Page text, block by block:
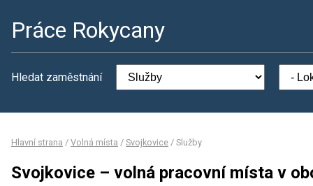
Práce Rokycany
Hledat zaměstnání
Hlavní strana / Volná místa / Svojkovice / Služby
Svojkovice – volná pracovní místa v